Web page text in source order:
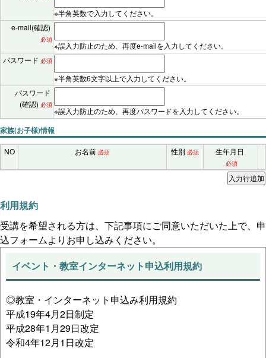
※半角英数で入力してください。
e-mail(確認)
必須
※誤入力防止のため、再度e-mailを入力してください。
パスワード 必須
※半角英数6文字以上で入力してください。
パスワード
(確認) 必須
※誤入力防止のため、再度パスワードを入力してください。
家族(お子様)情報
NO お名前 必須 性別 必須 生年月日
必須
利用規約
受講を希望される方は、下記事項にご同意いただいた上で、申
込フォームよりお申し込みください。
イベント・教室インターネット申込利用規約
◎教室・インターネット申込み利用規約
平成19年4月2日制定
平成28年1月29日改定
令和4年12月1日改定